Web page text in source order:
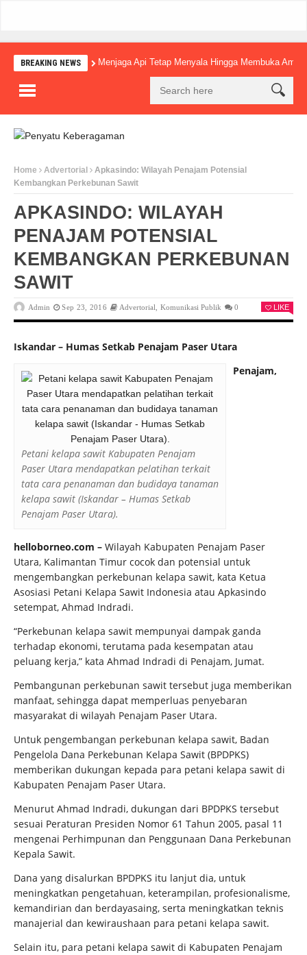
BREAKING NEWS Menjaga Api Tetap Menyala Hingga Membuka
Home Advertorial
Apkasindo: Wilayah Penajam Potensial
Kembangkan Perkebunan Sawit
APKASINDO: WILAYAH
PENAJAM POTENSIAL
KEMBANGKAN PERKEBUNAN
SAWIT
Admin Sep 23, 2016 Advertorial Komunikasi Publik 0 LIKE
Iskandar – Humas Setkab Penajam Paser Utara
Petani kelapa sawit Kabupaten Penajam
Paser Utara mendapatkan pelatihan terkait
tata cara penanaman dan budidaya tanaman
kelapa sawit (Iskandar – Humas Setkab
Penajam Paser Utara).
Penajam,
helloborneo.com – Wilayah Kabupaten Penajam Paser
Utara, Kalimantan Timur cocok dan potensial untuk
mengembangkan perkebunan kelapa sawit, kata Ketua
Asosiasi Petani Kelapa Sawit Indonesia atau Apkasindo
setempat, Ahmad Indradi.
“Perkebunan kelapa sawit mempunyai dampak ganda
terhadap ekonomi, terutama pada kesempatan atau
peluang kerja,” kata Ahmad Indradi di Penajam, Jumat.
Pembangunan perkebunan sawit tersebut juga memberikan
manfaat, sehingga dapat memperluas penyebaran
masyarakat di wilayah Penajam Paser Utara.
Untuk pengembangan perkebunan kelapa sawit, Badan
Pengelola Dana Perkebunan Kelapa Sawit (BPDPKS)
memberikan dukungan kepada para petani kelapa sawit di
Kabupaten Penajam Paser Utara.
Menurut Ahmad Indradi, dukungan dari BPDPKS tersebut
sesuai Peraturan Presiden Nomor 61 Tahun 2005, pasal 11
mengenai Perhimpunan dan Penggunaan Dana Perkebunan
Kepala Sawit.
Dana yang disalurkan BPDPKS itu lanjut dia, untuk
meningkatkan pengetahuan, keterampilan, profesionalisme,
kemandirian dan berdayasaing, serta meningkatkan teknis
manajerial dan kewiraushaan para petani kelapa sawit.
Selain itu, para petani kelapa sawit di Kabupaten Penajam